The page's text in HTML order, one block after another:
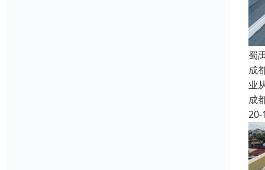
蜀
成
业
成
20-